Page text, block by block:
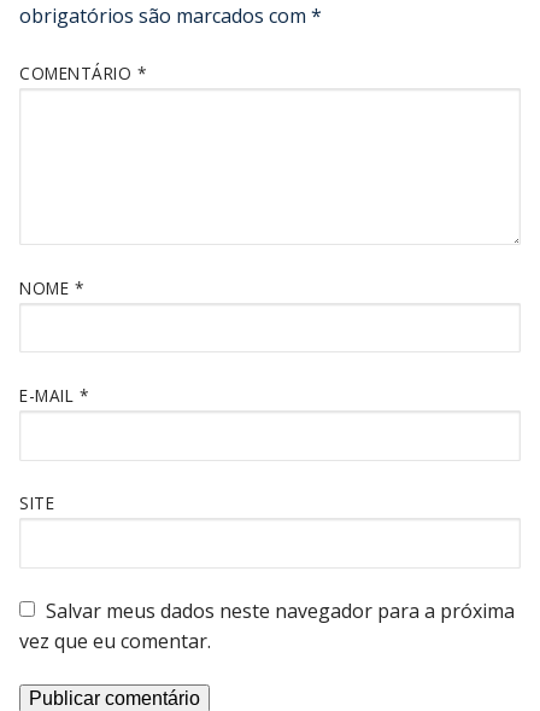
obrigatórios são marcados com *
COMENTÁRIO *
NOME *
E-MAIL *
SITE
Salvar meus dados neste navegador para a próxima
vez que eu comentar.